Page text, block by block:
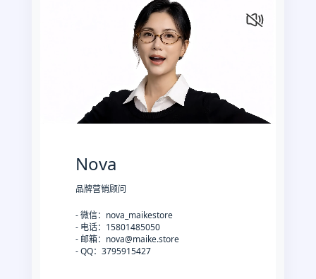
Nova
品牌营销顾问
- 微信：nova_maikestore
- 电话：15801485050
- 邮箱：nova@maike.store
- QQ：3795915427